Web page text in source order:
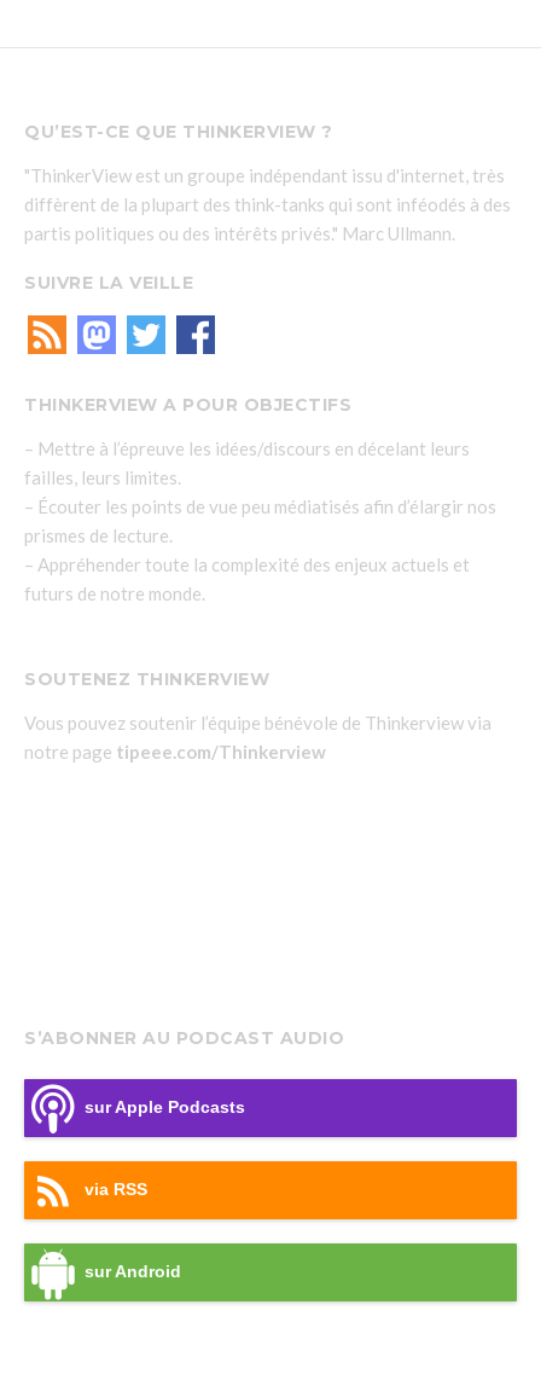
QU’EST-CE QUE THINKERVIEW ?
"ThinkerView est un groupe indépendant issu d'internet, très
diffèrent de la plupart des think-tanks qui sont inféodés à des
partis politiques ou des intérêts privés." Marc Ullmann.
SUIVRE LA VEILLE
THINKERVIEW A POUR OBJECTIFS
– Mettre à l’épreuve les idées/discours en décelant leurs
failles, leurs limites.
– Écouter les points de vue peu médiatisés afin d’élargir nos
prismes de lecture.
– Appréhender toute la complexité des enjeux actuels et
futurs de notre monde.
SOUTENEZ THINKERVIEW
Vous pouvez soutenir l’équipe bénévole de Thinkerview via
notre page tipeee.com/Thinkerview
S’ABONNER AU PODCAST AUDIO
sur Apple Podcasts
via RSS
sur Android